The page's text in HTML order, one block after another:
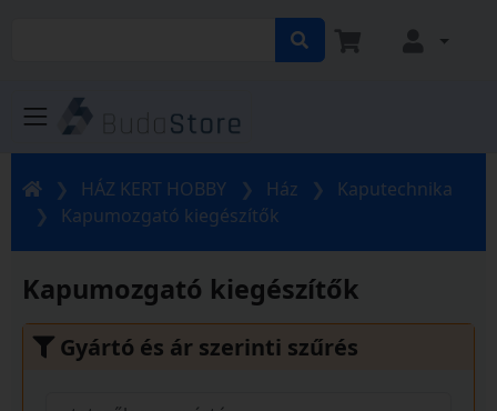
HÁZ KERT HOBBY Ház
Kaputechnika
Kapumozgató kiegészítők
Kapumozgató kiegészítők
Gyártó és ár szerinti szűrés